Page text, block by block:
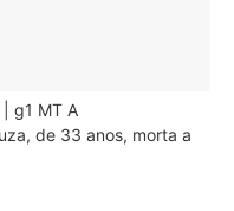
g1 MT A
de 33 anos, morta a